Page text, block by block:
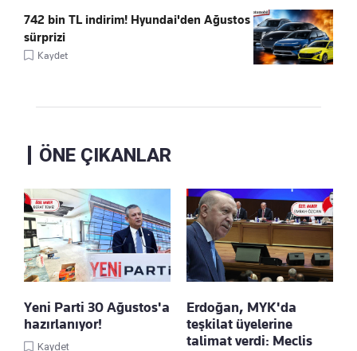
742 bin TL indirim! Hyundai'den Ağustos
sürprizi
Kaydet
ÖNE ÇIKANLAR
Yeni Parti 30 Ağustos'a
hazırlanıyor!
Kaydet
Erdoğan, MYK'da
teşkilat üyelerine
talimat verdi: Meclis